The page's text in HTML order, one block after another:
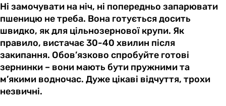
Ні замочувати на ніч, ні попередньо запарювати
пшеницю не треба. Вона готується досить
швидко, як для цільнозернової крупи. Як
правило, вистачає 30-40 хвилин після
закипання. Обов’язково спробуйте готові
зернинки – вони мають бути пружними та
м’якими водночас. Дуже цікаві відчуття, трохи
незвичні.